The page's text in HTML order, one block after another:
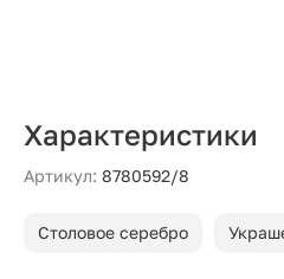
Характеристики
Артикул: 8780592/8
Столовое серебро